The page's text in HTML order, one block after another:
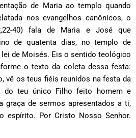
de Maria ao templo quando
nos evangelhos canônicos, o
40) fala de Maria e José que
de quatenta dias, no templo de
de Moisés. Eis o sentido teológico
o texto da coleta dessa festa:
vê os teus fiéis reunidos na festa da
do teu único Filho feito homem e
graça de sermos apresentados a ti,
espírito. Por Cristo Nosso Senhor.